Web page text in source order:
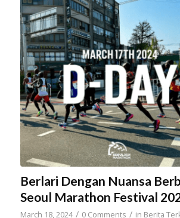
Berlari Dengan Nuansa
Seoul Marathon Festival
March 18, 2024 / 0 Comments / in Berita